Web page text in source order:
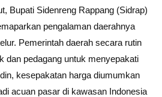
Bupati Sidenreng Rappang (Sidrap)
pengalaman daerahnya
Pemerintah daerah secara rutin
dan pedagang untuk menyepakati
kesepakatan harga diumumkan
acuan pasar di kawasan Indonesia